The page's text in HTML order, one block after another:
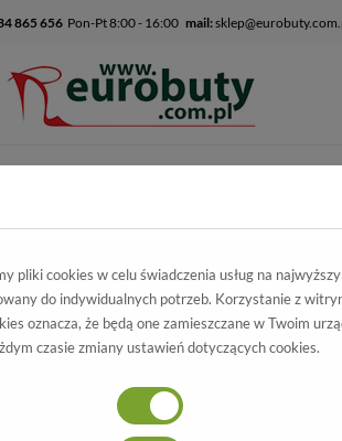
865 656 Pon-Pt 8:00 - 16:00 mail:
pliki cookies w celu świadczenia usług na
do indywidualnych potrzeb. Korzystanie z
oznacza, że będą one zamieszczane w Twoim
czasie zmiany ustawień dotyczących cookies.